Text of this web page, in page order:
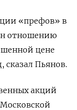
«префов» в
‌отношению
цене
сказал Пьянов.
акций